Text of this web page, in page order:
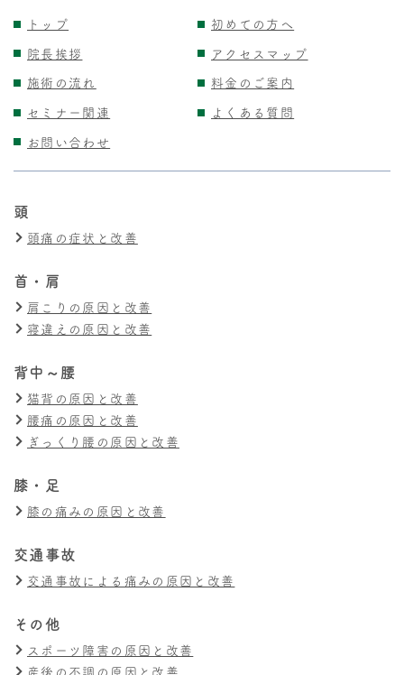
トップ
初めての方へ
院長挨拶
アクセスマップ
施術の流れ
料金のご案内
セミナー関連
よくある質問
お問い合わせ
頭
頭痛の症状と改善
首・肩
肩こりの原因と改善
寝違えの原因と改善
背中～腰
猫背の原因と改善
腰痛の原因と改善
ぎっくり腰の原因と改善
膝・足
膝の痛みの原因と改善
交通事故
交通事故による痛みの原因と改善
その他
スポーツ障害の原因と改善